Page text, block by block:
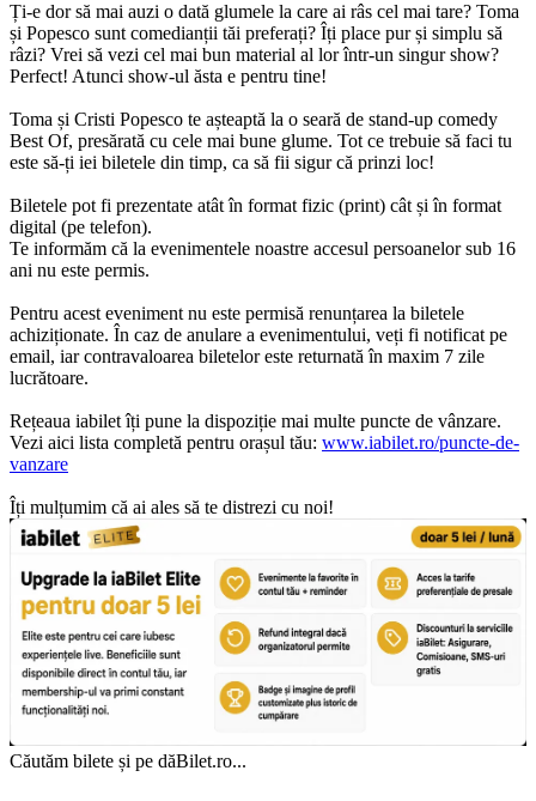
Ți-e dor să mai auzi o dată glumele la care ai râs cel mai tare? Toma
și Popesco sunt comedianții tăi preferați? Îți place pur și simplu să
râzi? Vrei să vezi cel mai bun material al lor într-un singur show?
Perfect! Atunci show-ul ăsta e pentru tine!
Toma și Cristi Popesco te așteaptă la o seară de stand-up comedy
Best Of, presărată cu cele mai bune glume. Tot ce trebuie să faci tu
este să-ți iei biletele din timp, ca să fii sigur că prinzi loc!
Biletele pot fi prezentate atât în format fizic (print) cât și în format
digital (pe telefon).
Te informăm că la evenimentele noastre accesul persoanelor sub 16
ani nu este permis.
Pentru acest eveniment nu este permisă renunțarea la biletele
achiziționate. În caz de anulare a evenimentului, veți fi notificat pe
email, iar contravaloarea biletelor este returnată în maxim 7 zile
lucrătoare.
Rețeaua iabilet îți pune la dispoziție mai multe puncte de vânzare.
Vezi aici lista completă pentru orașul tău: www.iabilet.ro/puncte-de-
vanzare
Îți mulțumim că ai ales să te distrezi cu noi!
Căutăm bilete și pe dăBilet.ro...